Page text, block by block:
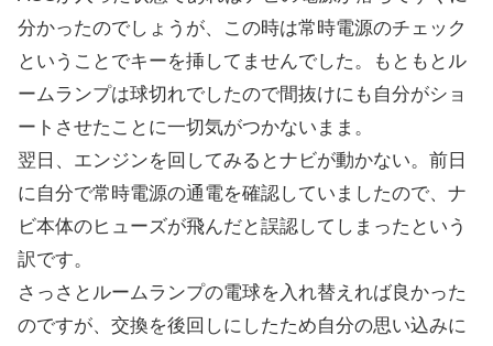
分かったのでしょうが、この時は常時電源のチェック
ということでキーを挿してませんでした。もともとル
ームランプは球切れでしたので間抜けにも自分がショ
ートさせたことに一切気がつかないまま。
翌日、エンジンを回してみるとナビが動かない。前日
に自分で常時電源の通電を確認していましたので、ナ
ビ本体のヒューズが飛んだと誤認してしまったという
訳です。
さっさとルームランプの電球を入れ替えれば良かった
のですが、交換を後回しにしたため自分の思い込みに